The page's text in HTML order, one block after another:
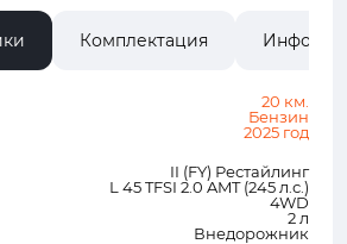
Комплектация
20 км.
Бензин
2025 год
II (FY) Рестайлинг
L 45 TFSI 2.0 AMT (245 л.с.)
4WD
2 л
Внедорожник